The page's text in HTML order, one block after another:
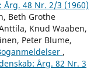
48 Nr. 2/3 (1960)
Beth Grothe
Knud Waaben,
Peter Blume,
,
Årg. 82 Nr. 3